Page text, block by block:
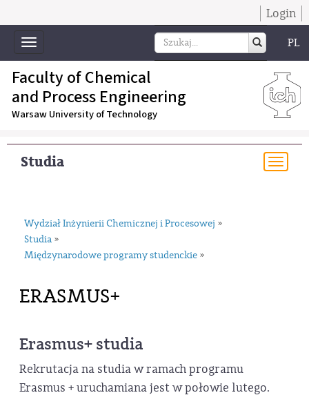
Login
Toggle
navigation
PL
Faculty of Chemical
and Process Engineering
Warsaw University of Technology
Studia
Wydział Inżynierii Chemicznej i Procesowej »
Studia »
Międzynarodowe programy studenckie »
ERASMUS+
Erasmus+ studia
Rekrutacja na studia w ramach programu
Erasmus + uruchamiana jest w połowie lutego.